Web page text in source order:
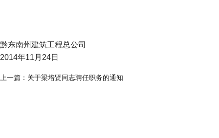
黔东南州建筑工程总公司
2014年11月24日
上一篇： 关于梁培贤同志聘任职务的通知